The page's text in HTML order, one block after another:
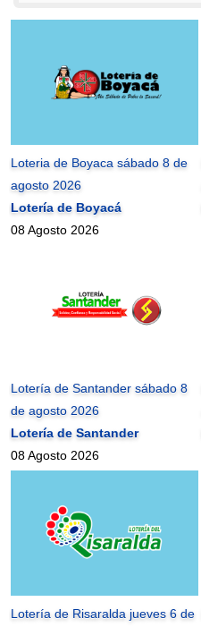
Loteria de Boyaca sábado 8 de
agosto 2026
Lotería de Boyacá
08 Agosto 2026
Lotería de Santander sábado 8
de agosto 2026
Lotería de Santander
08 Agosto 2026
Lotería de Risaralda jueves 6 de